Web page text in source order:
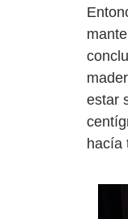
estar
hacía